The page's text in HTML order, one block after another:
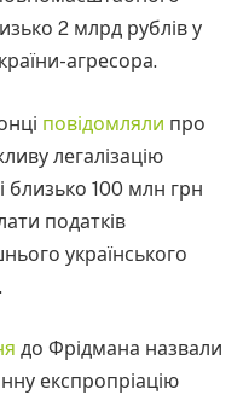
2 млрд рублів у
агресора.
повідомляли про
легалізацію
близько 100 млн грн
податків
українського
до Фрідмана назвали
експропріацію